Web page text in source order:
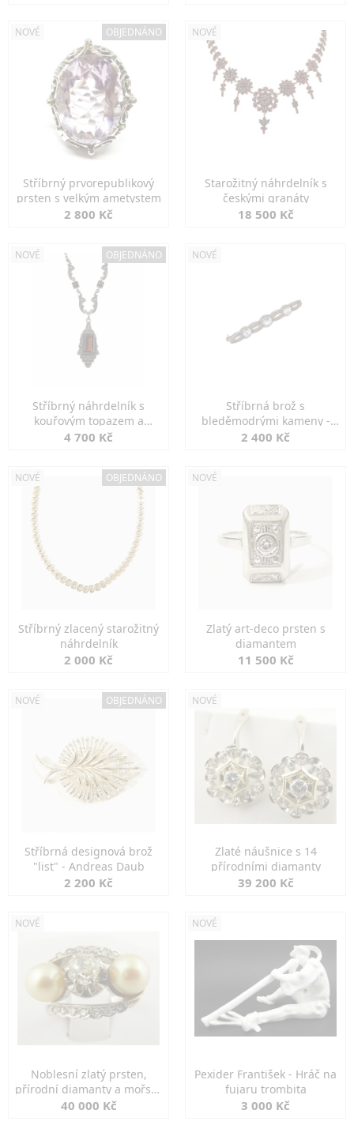
NOVÉ OBJEDNÁNO
Stříbrný prvorepublikový
prsten s velkým ametystem
2 800 Kč
NOVÉ
Starožitný náhrdelník s
českými granáty
18 500 Kč
NOVÉ OBJEDNÁNO
Stříbrný náhrdelník s
kouřovým topazem a
markazity
4 700 Kč
NOVÉ
Stříbrná brož s
bleděmodrými kameny -
jemná elegance
2 400 Kč
NOVÉ OBJEDNÁNO
Stříbrný zlacený starožitný
náhrdelník
2 000 Kč
NOVÉ
Zlatý art-deco prsten s
diamantem
11 500 Kč
NOVÉ OBJEDNÁNO
Stříbrná designová brož
"list" - Andreas Daub
2 200 Kč
NOVÉ
Zlaté náušnice s 14
přírodními diamanty
39 200 Kč
NOVÉ
Noblesní zlatý prsten,
přírodní diamanty a mořské
perly
40 000 Kč
NOVÉ
Pexider František - Hráč na
fujaru trombita
3 000 Kč